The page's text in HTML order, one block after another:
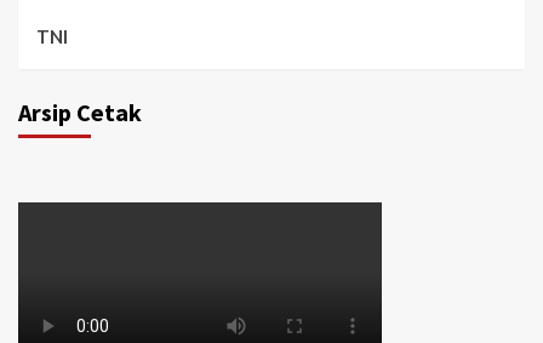
TNI
Arsip Cetak